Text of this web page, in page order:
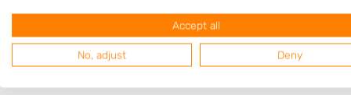
Accept all
No, adjust Deny